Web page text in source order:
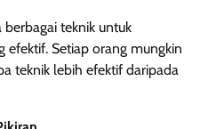
berbagai teknik untuk
efektif. Setiap orang mungkin
teknik lebih efektif daripada